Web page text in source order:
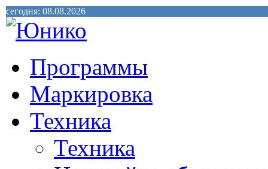
сегодня: 08.08.2026
Программы
Маркировка
Техника
Техника